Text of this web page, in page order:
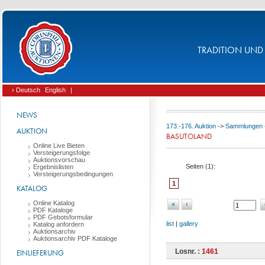
TRADITION UND
› Deutsch English |
NEWS
AUKTION
Online Live Bieten
Versteigerungsfolge
Auktionsvorschau
Ergebnislisten
Versteigerungsbedingungen
KATALOG
Online Katalog
PDF Kataloge
PDF Gebotsformular
Katalog anfordern
Auktionsarchiv
Auktionsarchiv PDF Kataloge
EINLIEFERUNG
173.-176. Auktion -> Sammlungen
BASUTOLAND
Seiten (1):
1
« ‹
list | gallery
Losnr. : 1461